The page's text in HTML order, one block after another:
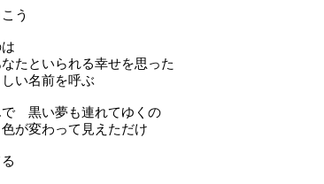
う
たといられる幸せを思った
い名前を呼ぶ
で 黒い夢も連れてゆくの
が変わって見えただけ